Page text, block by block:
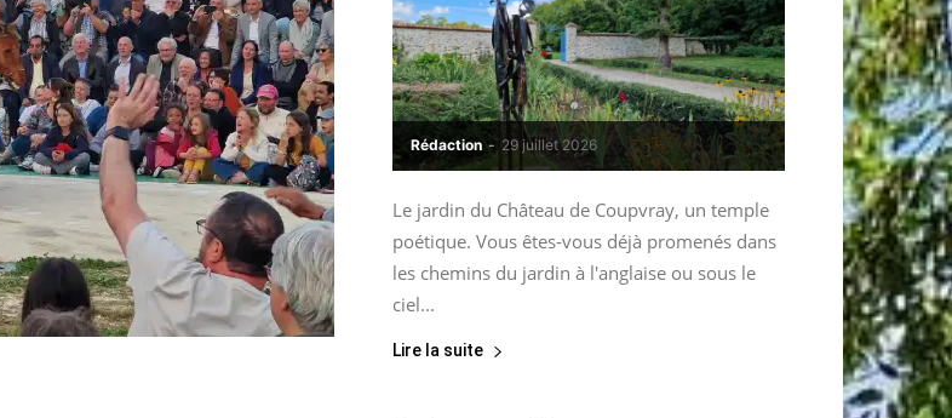
Rédaction - 29 juillet 2026
Le jardin du Château de Coupvray, un temple
poétique. Vous êtes-vous déjà promenés dans
les chemins du jardin à l'anglaise ou sous le
ciel...
Lire la suite